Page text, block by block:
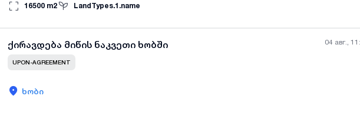
დანიშნულებისთვის; * სავაჭრო ან მომსახურების ობიექტისთვის; * ნებისმიერი სხვა კომერციული
16500 m2 LandTypes.1.name
04 авг.,
ქირავდება მიწის ნაკვეთი ხობში
UPON-AGREEMENT
ხობი